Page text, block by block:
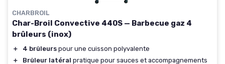
CHARBROIL
Char-Broil Convective 440S — Barbecue gaz 4
brûleurs (inox)
＋ 4 brûleurs pour une cuisson polyvalente
＋
Brûleur latéral pratique pour sauces et accompagnements